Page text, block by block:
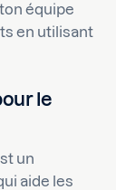
équipe
en utilisant
le
un
aide les